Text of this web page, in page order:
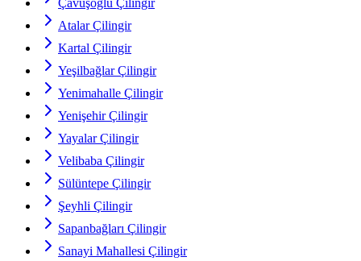
Çavuşoğlu Çilingir
Atalar Çilingir
Kartal Çilingir
Yeşilbağlar Çilingir
Yenimahalle Çilingir
Yenişehir Çilingir
Yayalar Çilingir
Velibaba Çilingir
Sülüntepe Çilingir
Şeyhli Çilingir
Sapanbağları Çilingir
Sanayi Mahallesi Çilingir